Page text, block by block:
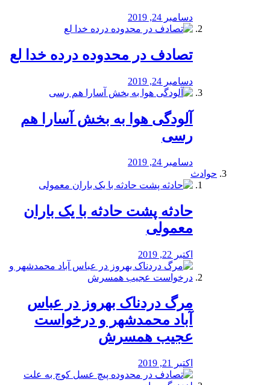
دسامبر 24, 2019
تصادف در محدوده درده خدا لع
دسامبر 24, 2019
آلودگی هوا به بخش آسارا هم
رسی
دسامبر 24, 2019
حوادث
️حادثه پشت حادثه با یک باران
معمولی
اکتبر 22, 2019
مرگ دردناک بهروز در عباس
آباد محمدشهر و درخواست
عجیب همسرش
اکتبر 21, 2019